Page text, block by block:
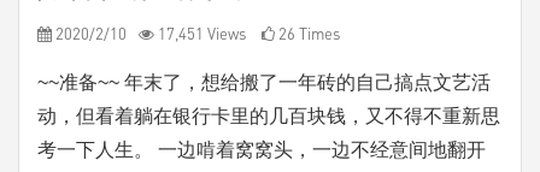
2020/2/10 17,451 Views 26 Times
~~准备~~ 年末了，想给搬了一年砖的自己搞点文艺活
动，但看着躺在银行卡里的几百块钱，又不得不重新思
考一下人生。 一边啃着窝窝头，一边不经意间地翻开